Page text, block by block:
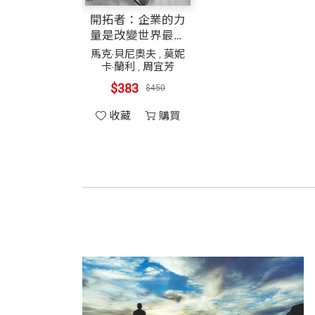
開拓者：企業的力
量是改變世界最好
的平台
馬克‧貝尼奧夫 , 莫妮
卡‧蘭利 , 周宜芳
$383 $450
收藏 購買